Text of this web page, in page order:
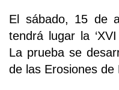
El sábado, 15 de
tendrá lugar la
La prueba se
de las Erosiones de